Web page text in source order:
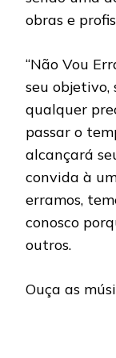
obras e
“Não Vou
seu objetivo,
qualquer
passar o
alcançará
convida à
erramos,
conosco
outros.
Ouça as